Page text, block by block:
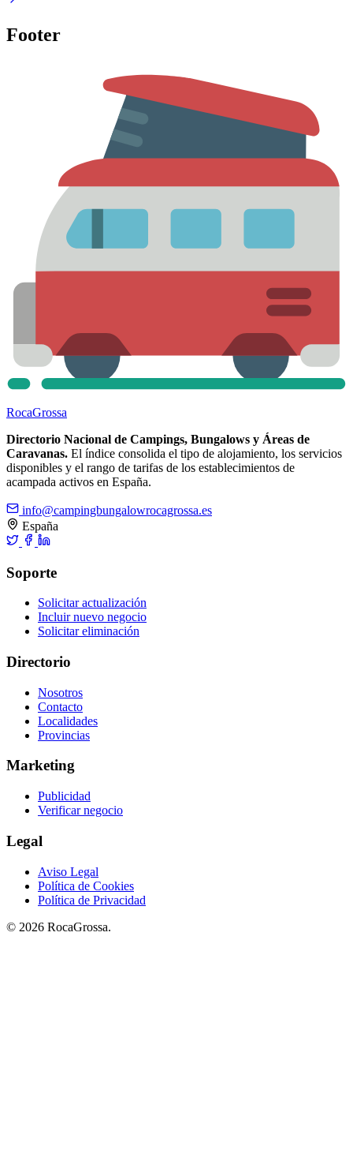
Footer
RocaGrossa
Directorio Nacional de Campings, Bungalows y Áreas de
Caravanas. El índice consolida el tipo de alojamiento, los servicios
disponibles y el rango de tarifas de los establecimientos de
acampada activos en España.
info@campingbungalowrocagrossa.es
España
Soporte
Solicitar actualización
Incluir nuevo negocio
Solicitar eliminación
Directorio
Nosotros
Contacto
Localidades
Provincias
Marketing
Publicidad
Verificar negocio
Legal
Aviso Legal
Política de Cookies
Política de Privacidad
© 2026 RocaGrossa.